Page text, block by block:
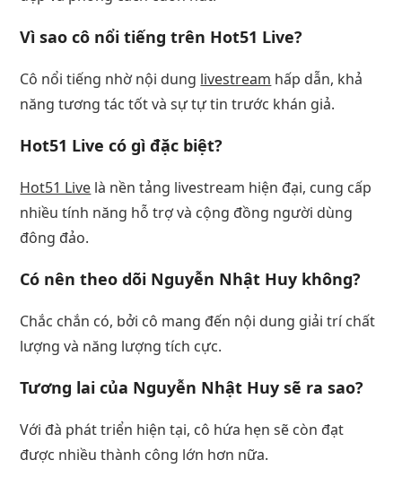
Vì sao cô nổi tiếng trên Hot51 Live?
Cô nổi tiếng nhờ nội dung livestream hấp dẫn, khả
năng tương tác tốt và sự tự tin trước khán giả.
Hot51 Live có gì đặc biệt?
Hot51 Live là nền tảng livestream hiện đại, cung cấp
nhiều tính năng hỗ trợ và cộng đồng người dùng
đông đảo.
Có nên theo dõi Nguyễn Nhật Huy không?
Chắc chắn có, bởi cô mang đến nội dung giải trí chất
lượng và năng lượng tích cực.
Tương lai của Nguyễn Nhật Huy sẽ ra sao?
Với đà phát triển hiện tại, cô hứa hẹn sẽ còn đạt
được nhiều thành công lớn hơn nữa.